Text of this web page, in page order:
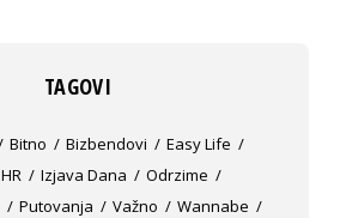
TAGOVI
Bitno Bizbendovi
Easy Life
HR Izjava Dana
Odrzime
Putovanja Važno
Wannabe